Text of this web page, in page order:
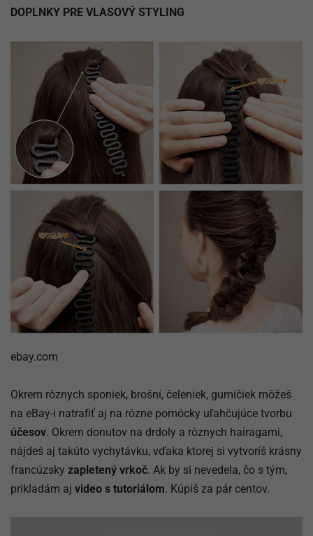
DOPLNKY PRE VLASOVÝ STYLING
ebay.com
Okrem rôznych sponiek, brošní, čeleniek, gumičiek môžeš
na eBay-i natrafiť aj na rôzne pomôcky uľahčujúce tvorbu
účesov. Okrem donutov na drdoly a rôznych hairagami,
nájdeš aj takúto vychytávku, vďaka ktorej si vytvoríš krásny
francúzsky zapletený vrkoč. Ak by si nevedela, čo s tým,
prikladám aj video s tutoriálom. Kúpiš za pár centov.